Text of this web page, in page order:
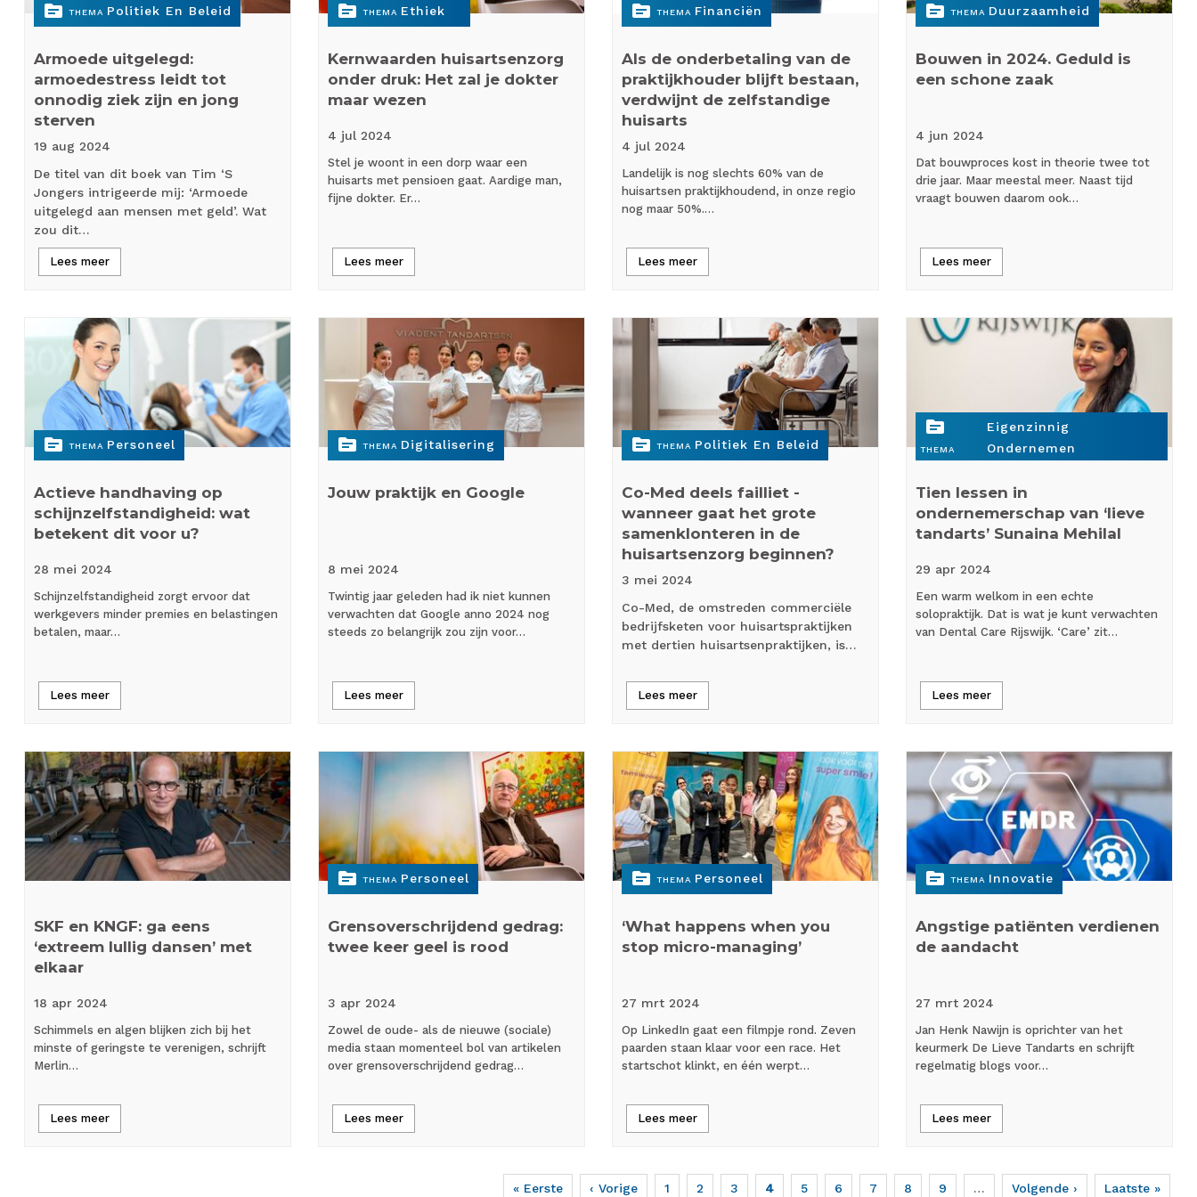
topic THEMA Politiek En Beleid
Armoede uitgelegd:
armoedestress leidt tot
onnodig ziek zijn en jong
sterven
19 aug 2024
De titel van dit boek van Tim ‘S
Jongers intrigeerde mij: ‘Armoede
uitgelegd aan mensen met geld’. Wat
zou dit…
Lees meer
topic THEMA Ethiek
Kernwaarden huisartsenzorg
onder druk: Het zal je dokter
maar wezen
4 jul 2024
Stel je woont in een dorp waar een
huisarts met pensioen gaat. Aardige man,
fijne dokter. Er…
Lees meer
topic THEMA Financiën
Als de onderbetaling van de
praktijkhouder blijft bestaan,
verdwijnt de zelfstandige
huisarts
4 jul 2024
Landelijk is nog slechts 60% van de
huisartsen praktijkhoudend, in onze regio
nog maar 50%.…
Lees meer
topic THEMA Duurzaamheid
Bouwen in 2024. Geduld is
een schone zaak
4 jun 2024
Dat bouwproces kost in theorie twee tot
drie jaar. Maar meestal meer. Naast tijd
vraagt bouwen daarom ook…
Lees meer
topic THEMA Personeel
Actieve handhaving op
schijnzelfstandigheid: wat
betekent dit voor u?
28 mei 2024
Schijnzelfstandigheid zorgt ervoor dat
werkgevers minder premies en belastingen
betalen, maar…
Lees meer
topic THEMA Digitalisering
Jouw praktijk en Google
8 mei 2024
Twintig jaar geleden had ik niet kunnen
verwachten dat Google anno 2024 nog
steeds zo belangrijk zou zijn voor…
Lees meer
topic THEMA Politiek En Beleid
Co-Med deels failliet -
wanneer gaat het grote
samenklonteren in de
huisartsenzorg beginnen?
3 mei 2024
Co-Med, de omstreden commerciële
bedrijfsketen voor huisartspraktijken
met dertien huisartsenpraktijken, is…
Lees meer
topic
THEMA
Eigenzinnig
Ondernemen
Tien lessen in
ondernemerschap van ‘lieve
tandarts’ Sunaina Mehilal
29 apr 2024
Een warm welkom in een echte
solopraktijk. Dat is wat je kunt verwachten
van Dental Care Rijswijk. ‘Care’ zit…
Lees meer
SKF en KNGF: ga eens
‘extreem lullig dansen’ met
elkaar
18 apr 2024
Schimmels en algen blijken zich bij het
minste of geringste te verenigen, schrijft
Merlin…
Lees meer
topic THEMA Personeel
Grensoverschrijdend gedrag:
twee keer geel is rood
3 apr 2024
Zowel de oude- als de nieuwe (sociale)
media staan momenteel bol van artikelen
over grensoverschrijdend gedrag…
Lees meer
topic THEMA Personeel
‘What happens when you
stop micro-managing’
27 mrt 2024
Op LinkedIn gaat een filmpje rond. Zeven
paarden staan klaar voor een race. Het
startschot klinkt, en één werpt…
Lees meer
topic THEMA Innovatie
Angstige patiënten verdienen
de aandacht
27 mrt 2024
Jan Henk Nawijn is oprichter van het
keurmerk De Lieve Tandarts en schrijft
regelmatig blogs voor…
Lees meer
Eerste
« Eerste Vorige
‹ Vorige Page
1 Page
2 Page
3 Huidige
4 Page
5 Page
6 Page
7 Page
8 Page
9 … Volgende
Volgende › Laatste
Laatste »